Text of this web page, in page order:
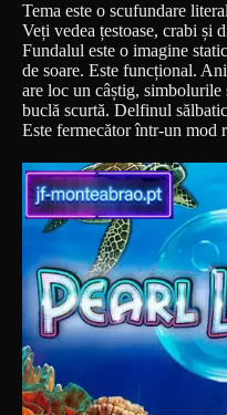
Tema este o scufundare
Veți vedea țestoase, crabi și
Fundalul este o imagine
de soare. Este funcțional.
are loc un câștig, simbolurile
buclă scurtă. Delfinul
Este fermecător într-un mod